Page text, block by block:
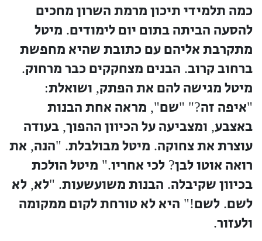
כמה תלמידי תיכון מרמת השרון מחכים
להסעה הביתה בתום יום לימודים. מיטל
מתקרבת אליהם עם כתובת שהיא מחפשת
ברחוב קרוב. הבנים מצחקקים כבר מרחוק.
מיטל מגישה להם את הפתק, ושואלת:
"איפה זה?" "שם", מראה אחת הבנות
באצבע, ומצביעה על הכיוון ההפוך, בעודה
עוצרת את צחוקה. מיטל מבולבלת. "הנה, את
רואה אוטו לבן? לכי אחריו." מיטל הולכת
בכיוון שקיבלה. הבנות משועשעות. "לא, לא
לשם. לשם!" היא לא טורחת לקום ממקומה
ולעזור.